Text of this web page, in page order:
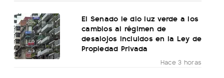
El Senado le dio luz verde a los
cambios al régimen de
desalojos incluidos en la Ley de
Propiedad Privada
Hace 3 horas